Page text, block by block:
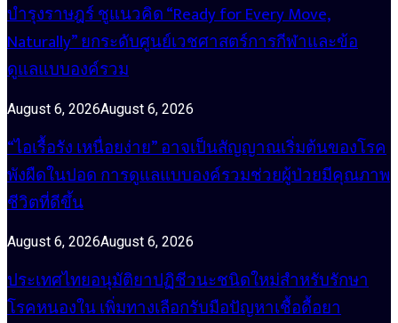
บำรุงราษฎร์ ชูแนวคิด “Ready for Every Move,
Naturally” ยกระดับศูนย์เวชศาสตร์การกีฬาและข้อ
ดูแลแบบองค์รวม
August 6, 2026August 6, 2026
“ไอเรื้อรัง เหนื่อยง่าย” อาจเป็นสัญญาณเริ่มต้นของโรค
พังผืดในปอด การดูแลแบบองค์รวมช่วยผู้ป่วยมีคุณภาพ
ชีวิตที่ดีขึ้น
August 6, 2026August 6, 2026
ประเทศไทยอนุมัติยาปฏิชีวนะชนิดใหม่สำหรับรักษา
โรคหนองใน เพิ่มทางเลือกรับมือปัญหาเชื้อดื้อยา